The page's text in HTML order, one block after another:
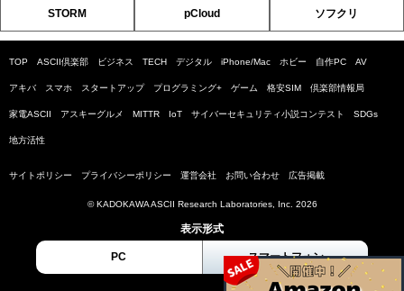
STORM pCloud ソフクリ
TOP ASCII倶楽部 ビジネス TECH デジタル iPhone/Mac ホビー 自作PC AV
アキバ スマホ スタートアップ プログラミング+ ゲーム 格安SIM 倶楽部情報局
家電ASCII アスキーグルメ MITTR IoT サイバーセキュリティ小説コンテスト SDGs
地方活性
サイトポリシー プライバシーポリシー 運営会社 お問い合わせ 広告掲載
© KADOKAWA ASCII Research Laboratories, Inc. 2026
表示形式
PC スマートフォン